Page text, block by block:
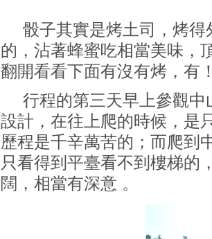
骰子其實是烤土司，烤
的，沾著蜂蜜吃相當美味，
翻開看看下面有沒有烤，有
行程的第三天早上參觀
設計，在往上爬的時候，是
歷程是千辛萬苦的；而爬到
只看得到平臺看不到樓梯的
闊，相當有深意 。